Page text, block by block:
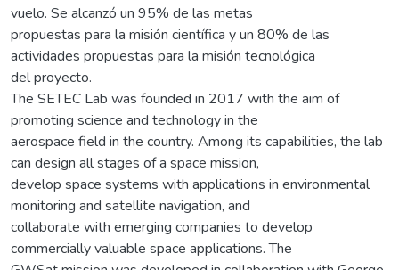
vuelo. Se alcanzó un 95% de las metas
propuestas para la misión científica y un 80% de las
actividades propuestas para la misión tecnológica
del proyecto.
The SETEC Lab was founded in 2017 with the aim of
promoting science and technology in the
aerospace field in the country. Among its capabilities, the lab
can design all stages of a space mission,
develop space systems with applications in environmental
monitoring and satellite navigation, and
collaborate with emerging companies to develop
commercially valuable space applications. The